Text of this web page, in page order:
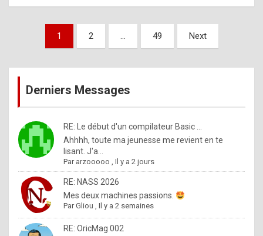
x
a
%
m
a
d
b
y
Pagination
publications
1 2 … 49 Next
Derniers Messages
RE: Le début d'un compilateur Basic ...
Ahhhh, toute ma jeunesse me revient en te
lisant. J'a...
Par arzooooo ,Il y a 2 jours
RE: NASS 2026
Mes deux machines passions.
ParGliou ,Il y a 2 semaines
RE: OricMag 002